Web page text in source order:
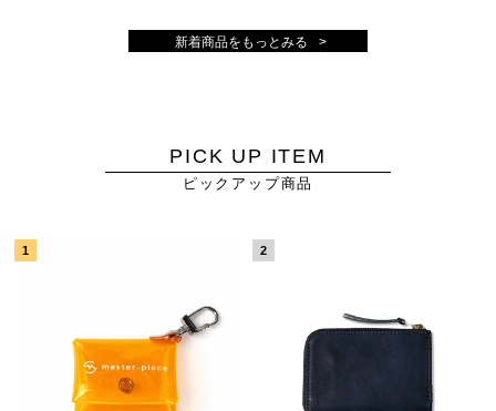
新着商品をもっとみる
PICK UP ITEM
ピックアップ商品